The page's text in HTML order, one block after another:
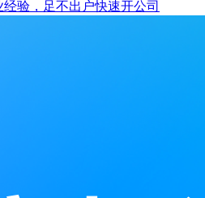
验，足不出户快速开公司